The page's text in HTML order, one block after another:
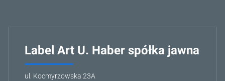
Label Art U. Haber spółka jawna
ul. Kocmyrzowska 23A